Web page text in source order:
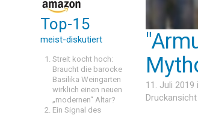
Top-15
meist-diskutiert
Streit kocht hoch:
Braucht die barocke
Basilika Weingarten
wirklich einen neuen
„modernen“ Altar?
Ein Signal des
11. Juli 2019
Druckansicht